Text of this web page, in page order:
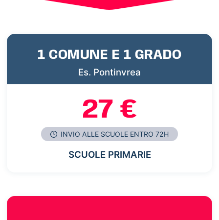
1 COMUNE E 1 GRADO
Es. Pontinvrea
27 €
INVIO ALLE SCUOLE ENTRO 72H
SCUOLE PRIMARIE